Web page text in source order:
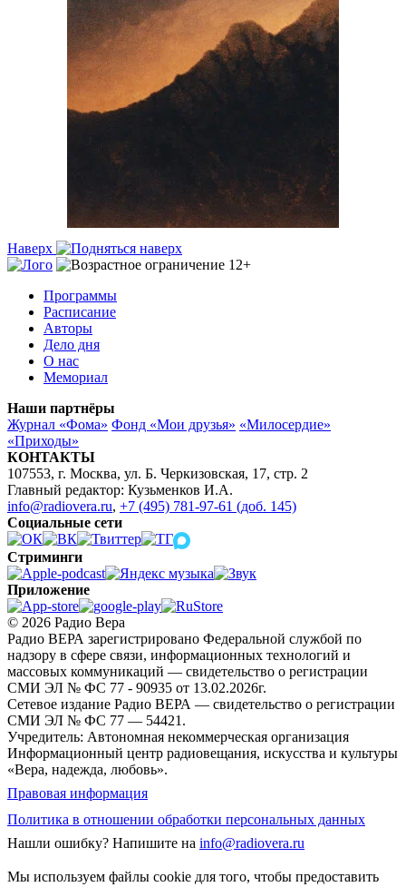
Наверх
Программы
Расписание
Авторы
Дело дня
О нас
Мемориал
Наши партнёры
Журнал «Фома» Фонд «Мои друзья» «Милосердие»
«Приходы»
КОНТАКТЫ
107553, г. Москва, ул. Б. Черкизовская, 17, стр. 2
Главный редактор: Кузьменков И.А.
info@radiovera.ru, +7 (495) 781-97-61 (доб. 145)
Социальные сети
Стриминги
Приложение
© 2026 Радио Вера
Радио ВЕРА зарегистрировано Федеральной службой по
надзору в сфере связи, информационных технологий и
массовых коммуникаций — свидетельство о регистрации
СМИ ЭЛ № ФС 77 - 90935 от 13.02.2026г.
Сетевое издание Радио ВЕРА — свидетельство о регистрации
СМИ ЭЛ № ФС 77 — 54421.
Учредитель: Автономная некоммерческая организация
Информационный центр радиовещания, искусства и культуры
«Вера, надежда, любовь».
Правовая информация
Политика в отношении обработки персональных данных
Нашли ошибку? Напишите на info@radiovera.ru
Мы используем файлы cookie для того, чтобы предоставить